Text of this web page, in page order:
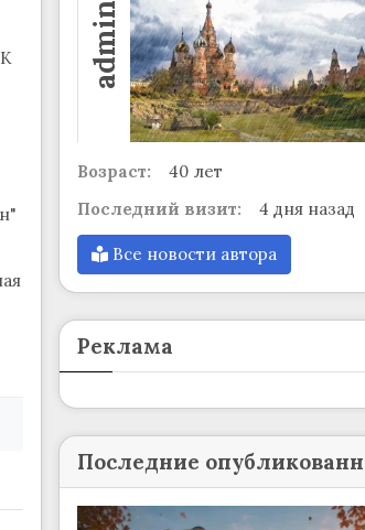
admin
Возраст:
40 лет
Последний визит:
4 дня назад
Все новости автора
Реклама
Последние